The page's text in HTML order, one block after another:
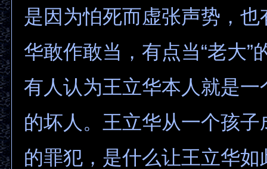
是因为怕死而虚张声势，也
华敢作敢当，有点当“老大”
有人认为王立华本人就是一
的坏人。王立华从一个孩子
的罪犯，是什么让王立华如